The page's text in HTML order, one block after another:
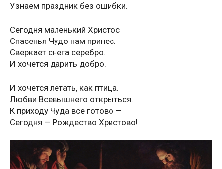
Узнаем праздник без ошибки.
Сегодня маленький Христос
Спасенья Чудо нам принес.
Сверкает снега серебро.
И хочется дарить добро.
И хочется летать, как птица.
Любви Всевышнего открыться.
К приходу Чуда все готово —
Сегодня — Рождество Христово!